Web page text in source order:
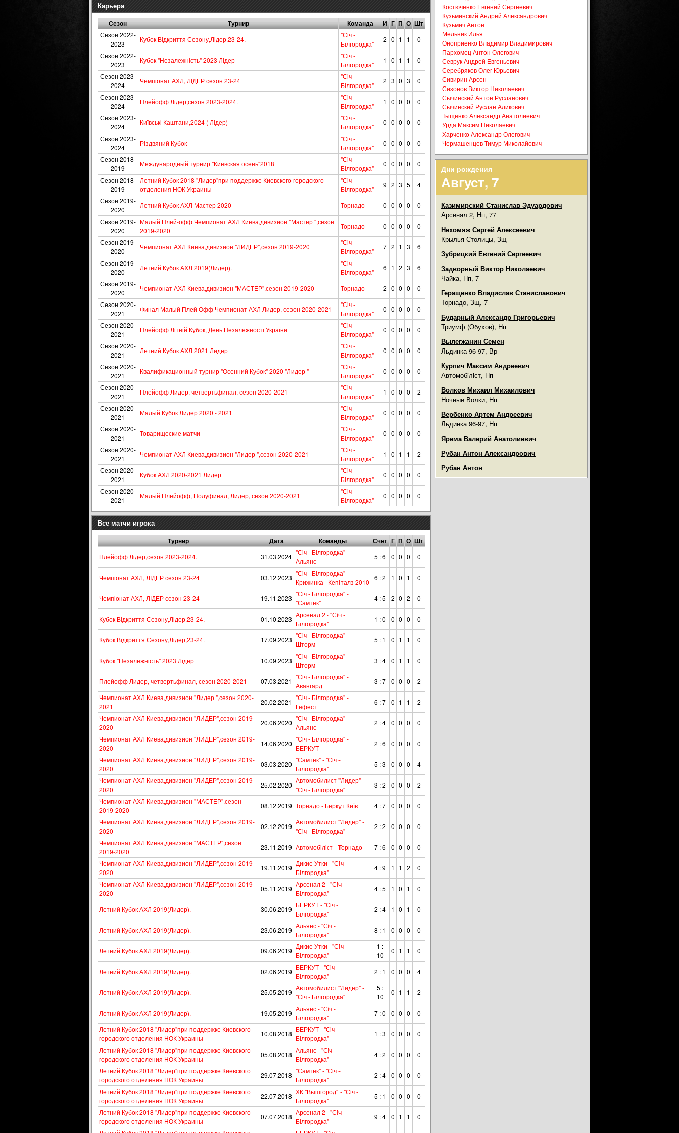
Костюченко Евгений Сергеевич
Кузьминский Андрей Александрович
Кузьмич Антон
Мельник Илья
Оноприенко Владимир Владимирович
Пархомец Антон Олегович
Севрук Андрей Евгеньевич
Серебряков Олег Юрьевич
Сивирин Арсен
Сизонов Виктор Николаевич
Сычинский Антон Русланович
Сычинский Руслан Аликович
Тыщенко Александр Анатолиевич
Урда Максим Николаевич
Харченко Александр Олегович
Чермашенцев Тимур Миколайович
Дни рождения
Август, 7
Казимирский Станислав Эдуардович
Арсенал 2, Нп, 77
Нехомяж Сергей Алексеевич
Крылья Столицы, Зщ
Зубрицкий Евгений Сергеевич
Задворный Виктор Николаевич
Чайка, Нп, 7
Геращенко Владислав Станиславович
Торнадо, Зщ, 7
Бударный Александр Григорьевич
Триумф (Обухов), Нп
Вылегжанин Семен
Льдинка 96-97, Вр
Курпич Максим Андреевич
Автомобiлiст, Нп
Волков Михаил Михаилович
Ночные Волки, Нп
Вербенко Артем Андреевич
Льдинка 96-97, Нп
Ярема Валерий Анатолиевич
Рубан Антон Александрович
Рубан Антон
Карьера
Сезон Турнир Команда И Г П О Шт
Сезон 2022-
2023
Кубок Відкриття Сезону,Лідер,23-24.
"Сiч -
Білгородка"
2 0 1 1
0
Сезон 2022-
2023
Кубок "Незалежність" 2023 Лідер
"Сiч -
Білгородка"
1 0 1 1
0
Сезон 2023-
2024
Чемпіонат АХЛ, ЛІДЕР сезон 23-24
"Сiч -
Білгородка"
2 3 0 3
0
Сезон 2023-
2024
Плейофф Лідер,сезон 2023-2024.
"Сiч -
Білгородка"
1 0 0 0
0
Сезон 2023-
2024
Київські Каштани,2024 ( Лідер)
"Сiч -
Білгородка"
0 0 0 0
0
Сезон 2023-
2024
Різдвяний Кубок
"Сiч -
Білгородка"
0 0 0 0
0
Сезон 2018-
2019
Международный турнир "Киевская осень"2018
"Сiч -
Білгородка"
0 0 0 0
0
Сезон 2018-
2019
Летний Кубок 2018 "Лидер"при поддержке Киевского городского
отделения НОК Украины
"Сiч -
Білгородка"
9 2 3 5
4
Сезон 2019-
2020
Летний Кубок АХЛ Мастер 2020 Торнадо 0 0 0 0
0
Сезон 2019-
2020
Малый Плей-офф Чемпионат АХЛ Киева,дивизион "Мастер ",сезон
2019-2020
Торнадо 0 0 0 0
0
Сезон 2019-
2020
Чемпионат АХЛ Киева,дивизион "ЛИДЕР",сезон 2019-2020
"Сiч -
Білгородка"
7 2 1 3
6
Сезон 2019-
2020
Летний Кубок АХЛ 2019(Лидер).
"Сiч -
Білгородка"
6 1 2 3
6
Сезон 2019-
2020
Чемпионат АХЛ Киева,дивизион "МАСТЕР",сезон 2019-2020 Торнадо 2 0 0 0
0
Сезон 2020-
2021
Финал Малый Плей Офф Чемпионат АХЛ Лидер, сезон 2020-2021
"Сiч -
Білгородка"
0 0 0 0
0
Сезон 2020-
2021
Плейофф Літній Кубок, День Незалежності України
"Сiч -
Білгородка"
0 0 0 0
0
Сезон 2020-
2021
Летний Кубок АХЛ 2021 Лидер
"Сiч -
Білгородка"
0 0 0 0
0
Сезон 2020-
2021
Квалификационный турнир "Осенний Кубок" 2020 "Лидер "
"Сiч -
Білгородка"
0 0 0 0
0
Сезон 2020-
2021
Плейофф Лидер, четвертьфинал, сезон 2020-2021
"Сiч -
Білгородка"
1 0 0 0
2
Сезон 2020-
2021
Малый Кубок Лидер 2020 - 2021
"Сiч -
Білгородка"
0 0 0 0
0
Сезон 2020-
2021
Товарищеские матчи
"Сiч -
Білгородка"
0 0 0 0
0
Сезон 2020-
2021
Чемпионат АХЛ Киева,дивизион "Лидер ",сезон 2020-2021
"Сiч -
Білгородка"
1 0 1 1
2
Сезон 2020-
2021
Кубок АХЛ 2020-2021 Лидер
"Сiч -
Білгородка"
0 0 0 0
0
Сезон 2020-
2021
Малый Плейофф, Полуфинал, Лидер, сезон 2020-2021
"Сiч -
Білгородка"
0 0 0 0 0
Все матчи игрока
Турнир Дата Команды Счет Г П О Шт
Плейофф Лідер,сезон 2023-2024. 31.03.2024
"Сiч - Білгородка" -
Альянс
5 : 6 0 0 0 0
Чемпіонат АХЛ, ЛІДЕР сезон 23-24 03.12.2023
"Сiч - Білгородка" -
Крижинка - Кепіталз 2010
6 : 2 1 0 1 0
Чемпіонат АХЛ, ЛІДЕР сезон 23-24 19.11.2023
"Сiч - Білгородка" -
"Самтек"
4 : 5 2 0 2 0
Кубок Відкриття Сезону,Лідер,23-24. 01.10.2023
Арсенал 2 - "Сiч -
Білгородка"
1 : 0 0 0 0 0
Кубок Відкриття Сезону,Лідер,23-24. 17.09.2023
"Сiч - Білгородка" -
Шторм
5 : 1 0 1 1 0
Кубок "Незалежність" 2023 Лідер 10.09.2023
"Сiч - Білгородка" -
Шторм
3 : 4 0 1 1 0
Плейофф Лидер, четвертьфинал, сезон 2020-2021 07.03.2021
"Сiч - Білгородка" -
Авангард
3 : 7 0 0 0
2
Чемпионат АХЛ Киева,дивизион "Лидер ",сезон 2020-
2021
20.02.2021
"Сiч - Білгородка" -
Гефест
6 : 7 0 1 1
2
Чемпионат АХЛ Киева,дивизион "ЛИДЕР",сезон 2019-
2020
20.06.2020
"Сiч - Білгородка" -
Альянс
2 : 4 0 0 0
0
Чемпионат АХЛ Киева,дивизион "ЛИДЕР",сезон 2019-
2020
14.06.2020
"Сiч - Білгородка" -
БЕРКУТ
2 : 6 0 0 0
0
Чемпионат АХЛ Киева,дивизион "ЛИДЕР",сезон 2019-
2020
03.03.2020
"Самтек" - "Сiч -
Білгородка"
5 : 3 0 0 0
4
Чемпионат АХЛ Киева,дивизион "ЛИДЕР",сезон 2019-
2020
25.02.2020
Автомобилист "Лидер" -
"Сiч - Білгородка"
3 : 2 0 0 0
2
Чемпионат АХЛ Киева,дивизион "МАСТЕР",сезон
2019-2020
08.12.2019 Торнадо - Беркут Київ 4 : 7 0 0 0
0
Чемпионат АХЛ Киева,дивизион "ЛИДЕР",сезон 2019-
2020
02.12.2019
Автомобилист "Лидер" -
"Сiч - Білгородка"
2 : 2 0 0 0
0
Чемпионат АХЛ Киева,дивизион "МАСТЕР",сезон
2019-2020
23.11.2019 Автомобiлiст - Торнадо 7 : 6 0 0 0
0
Чемпионат АХЛ Киева,дивизион "ЛИДЕР",сезон 2019-
2020
19.11.2019
Дикие Утки - "Сiч -
Білгородка"
4 : 9 1 1 2
0
Чемпионат АХЛ Киева,дивизион "ЛИДЕР",сезон 2019-
2020
05.11.2019
Арсенал 2 - "Сiч -
Білгородка"
4 : 5 1 0 1 0
Летний Кубок АХЛ 2019(Лидер). 30.06.2019
БЕРКУТ - "Сiч -
Білгородка"
2 : 4 1 0 1 0
Летний Кубок АХЛ 2019(Лидер). 23.06.2019
Альянс - "Сiч -
Білгородка"
8 : 1 0 0 0 0
Летний Кубок АХЛ 2019(Лидер). 09.06.2019
Дикие Утки - "Сiч -
Білгородка"
1 :
10
0 1 1 0
Летний Кубок АХЛ 2019(Лидер). 02.06.2019
БЕРКУТ - "Сiч -
Білгородка"
2 : 1 0 0 0 4
Летний Кубок АХЛ 2019(Лидер). 25.05.2019
Автомобилист "Лидер" -
"Сiч - Білгородка"
5 :
10
0 1 1 2
Летний Кубок АХЛ 2019(Лидер). 19.05.2019
Альянс - "Сiч -
Білгородка"
7 : 0 0 0 0
0
Летний Кубок 2018 "Лидер"при поддержке Киевского
городского отделения НОК Украины
10.08.2018
БЕРКУТ - "Сiч -
Білгородка"
1 : 3 0 0 0
0
Летний Кубок 2018 "Лидер"при поддержке Киевского
городского отделения НОК Украины
05.08.2018
Альянс - "Сiч -
Білгородка"
4 : 2 0 0 0
0
Летний Кубок 2018 "Лидер"при поддержке Киевского
городского отделения НОК Украины
29.07.2018
"Самтек" - "Сiч -
Білгородка"
2 : 4 0 0 0
0
Летний Кубок 2018 "Лидер"при поддержке Киевского
городского отделения НОК Украины
22.07.2018
ХК "Вышгород" - "Сiч -
Білгородка"
5 : 1 0 0 0
0
Летний Кубок 2018 "Лидер"при поддержке Киевского
городского отделения НОК Украины
07.07.2018
Арсенал 2 - "Сiч -
Білгородка"
9 : 4 0 1 1
0